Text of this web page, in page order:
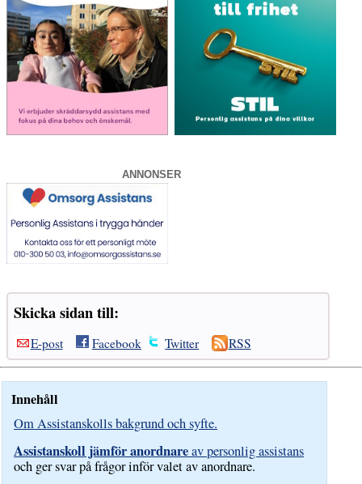
ANNONSER
Skicka sidan till:
E-post Facebook Twitter RSS
Innehåll
Om Assistanskolls bakgrund och syfte.
Assistanskoll jämför anordnareav personlig assistans
och ger svar på frågor inför valet av anordnare.